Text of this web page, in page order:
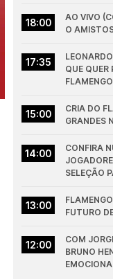
18:00
AO VIVO
O
17:35
QUE QUER
FLAMENGO
15:00
CRIA DO
GRANDES
14:00
CONFIRA
SELEÇÃO
13:00
FUTURO
12:00
COM
BRUNO